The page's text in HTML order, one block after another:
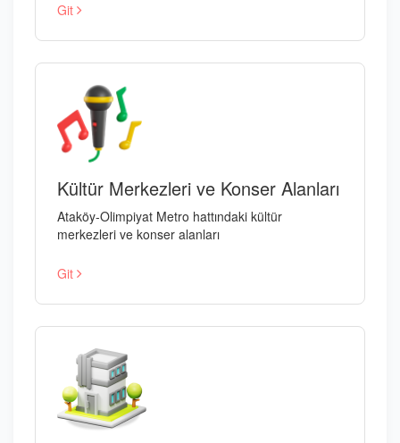
Git
Kültür Merkezleri ve Konser Alanları
Ataköy-Olimpiyat Metro hattındaki kültür
merkezleri ve konser alanları
Git